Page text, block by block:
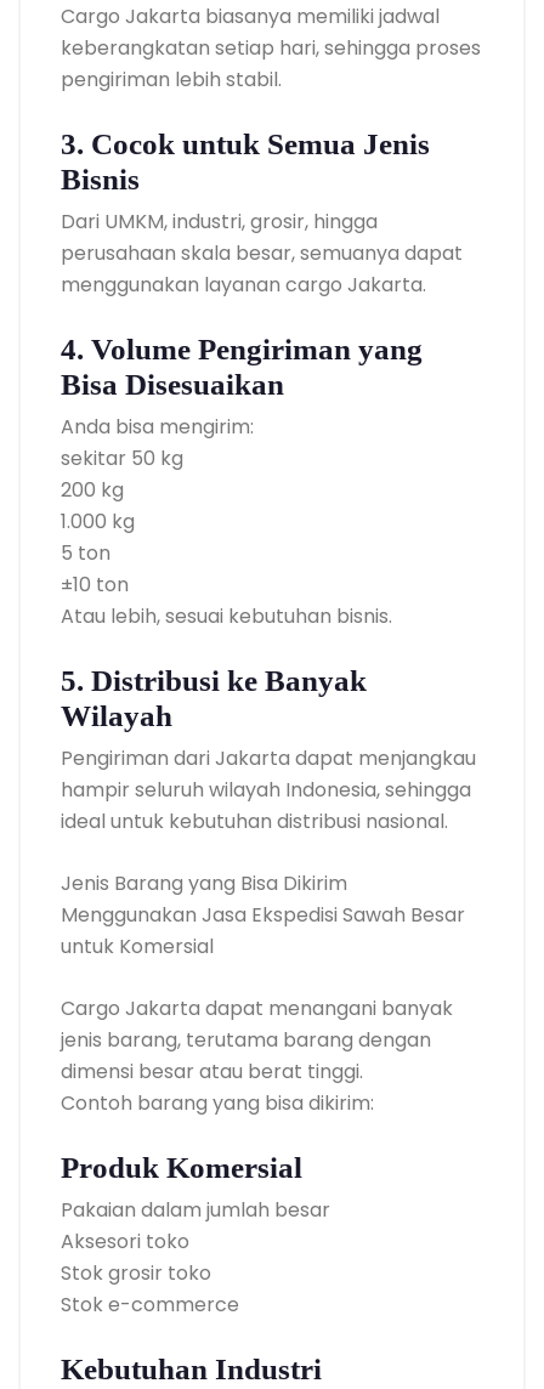
Cargo Jakarta biasanya memiliki jadwal
keberangkatan setiap hari, sehingga proses
pengiriman lebih stabil.
3. Cocok untuk Semua Jenis
Bisnis
Dari UMKM, industri, grosir, hingga
perusahaan skala besar, semuanya dapat
menggunakan layanan cargo Jakarta.
4. Volume Pengiriman yang
Bisa Disesuaikan
Anda bisa mengirim:
sekitar 50 kg
200 kg
1.000 kg
5 ton
±10 ton
Atau lebih, sesuai kebutuhan bisnis.
5. Distribusi ke Banyak
Wilayah
Pengiriman dari Jakarta dapat menjangkau
hampir seluruh wilayah Indonesia, sehingga
ideal untuk kebutuhan distribusi nasional.
Jenis Barang yang Bisa Dikirim
Menggunakan Jasa Ekspedisi Sawah Besar
untuk Komersial
Cargo Jakarta dapat menangani banyak
jenis barang, terutama barang dengan
dimensi besar atau berat tinggi.
Contoh barang yang bisa dikirim:
Produk Komersial
Pakaian dalam jumlah besar
Aksesori toko
Stok grosir toko
Stok e-commerce
Kebutuhan Industri